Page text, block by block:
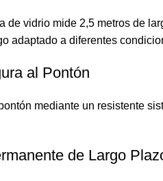
de vidrio mide 2,5 metros de
adaptado a diferentes
al Pontón
mediante un resistente
de Largo